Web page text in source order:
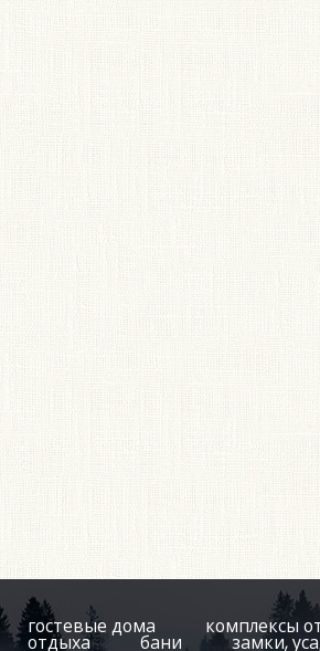
гостевые дома комплексы
отдыха бани замки,